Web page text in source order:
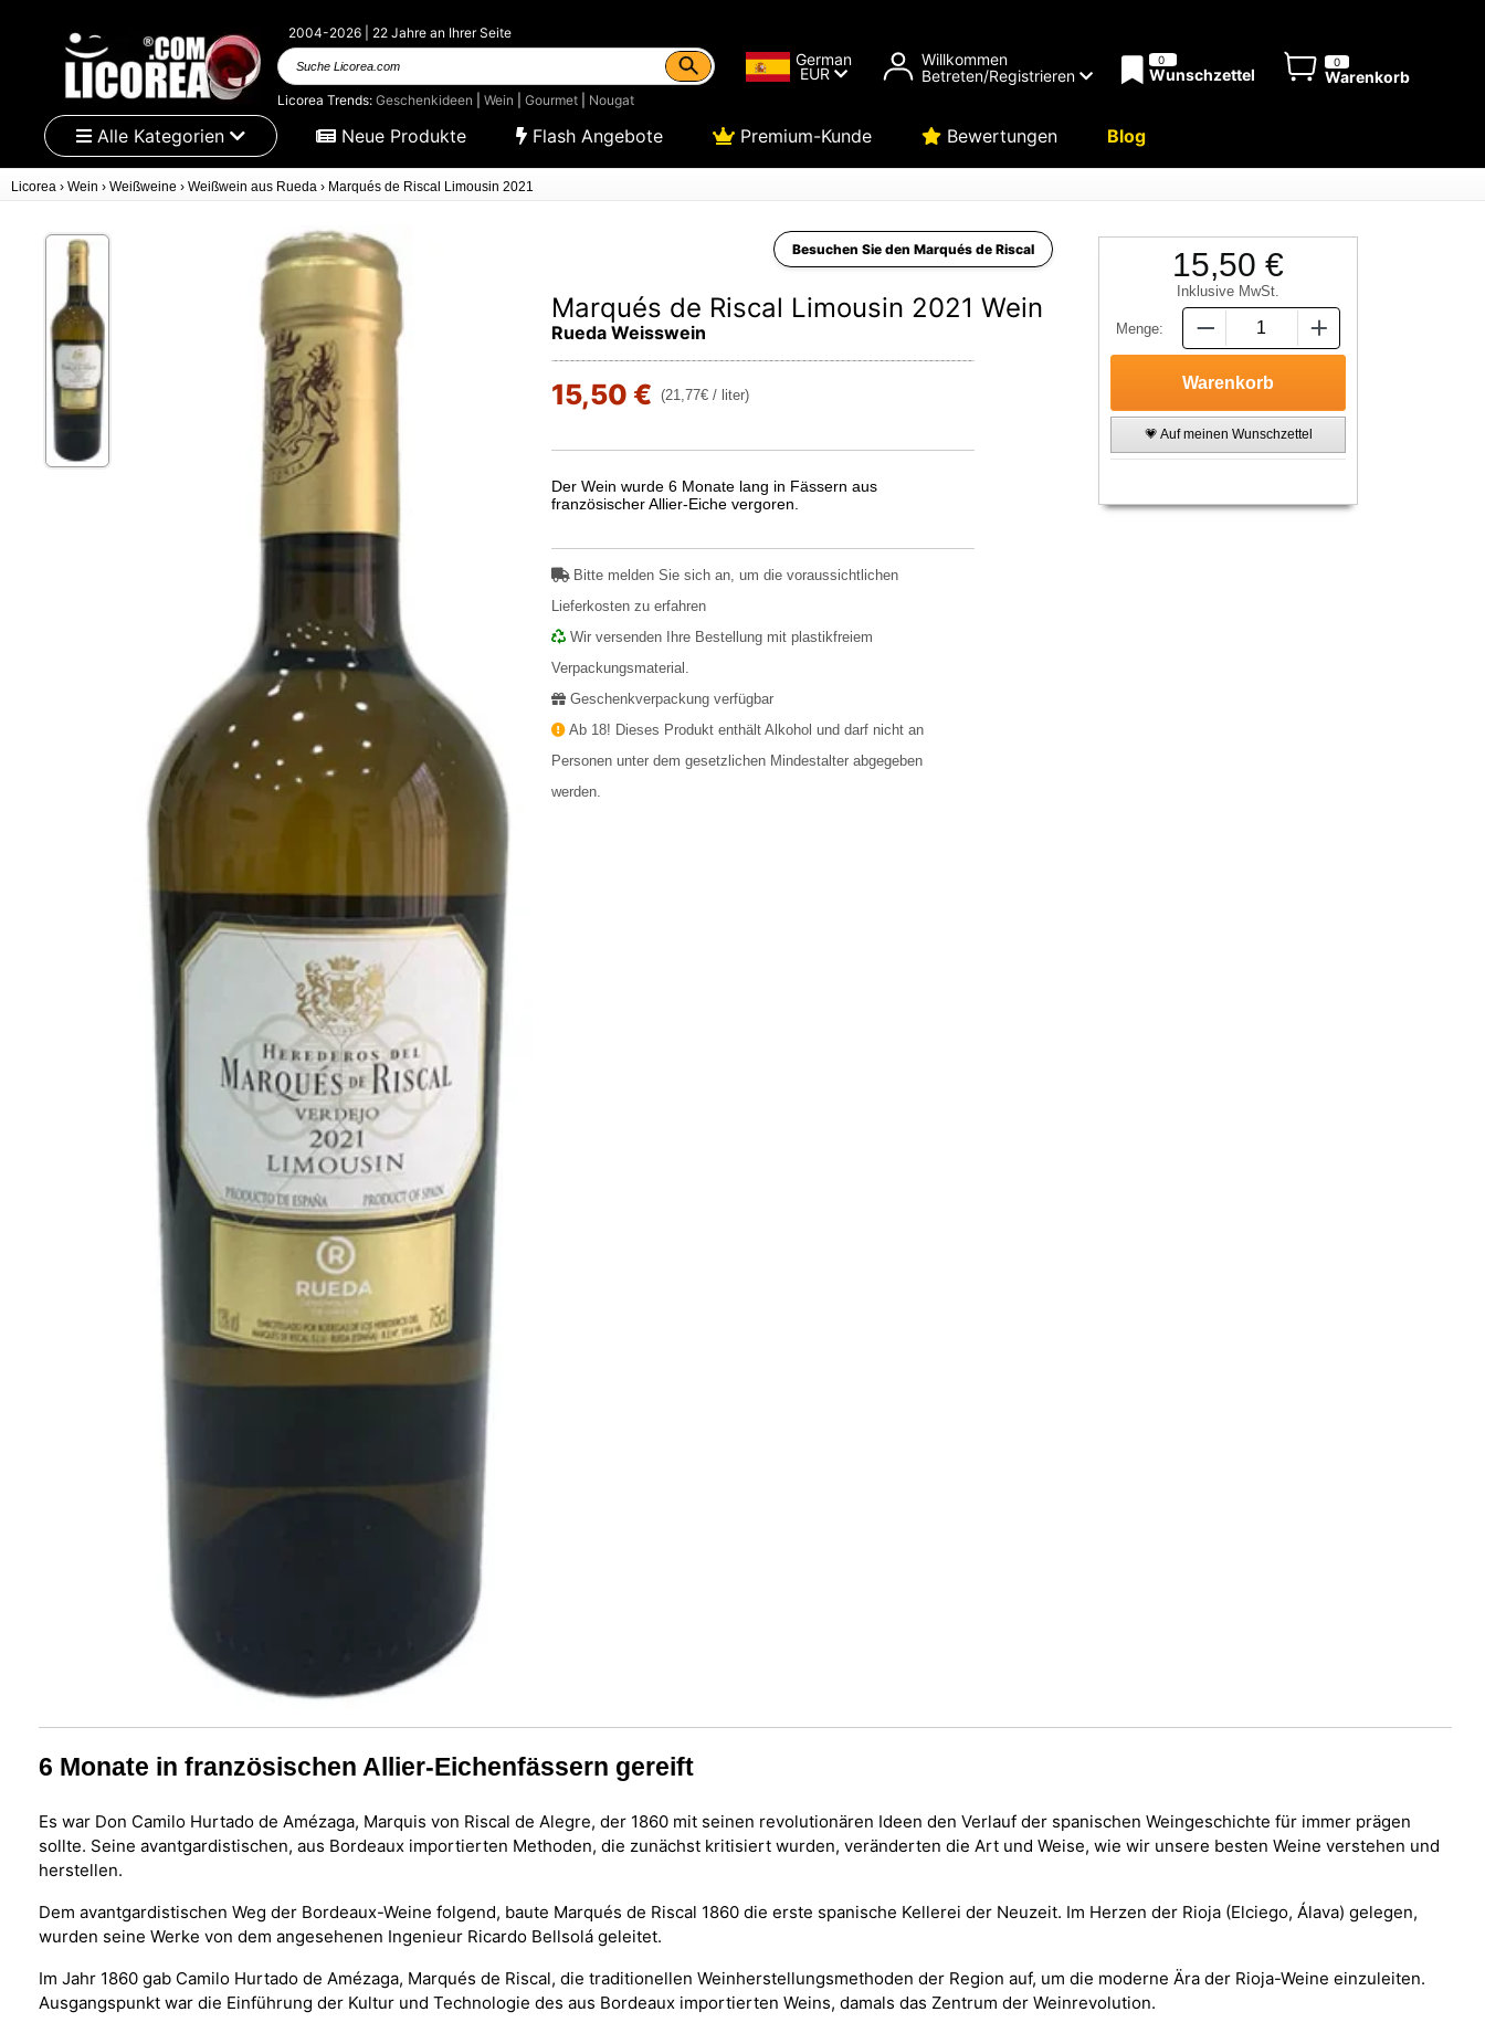
2004-2026 | 22 Jahre an Ihrer Seite
Suche Licorea.com
Licorea Trends: Geschenkideen Wein Gourmet| Nougat
German
EUR
Willkommen
Betreten/Registrieren
0
Wunschzettel
0
Warenkorb
Alle Kategorien Neue Produkte Flash Angebote Premium-Kunde Bewertungen Blog
Licorea › Wein › Weißweine › Weißwein aus Rueda › Marqués de Riscal Limousin 2021
Besuchen Sie den Marqués de Riscal
Marqués de Riscal Limousin 2021 Wein
Rueda Weisswein
15,50 € (21,77€ / liter)
Der Wein wurde 6 Monate lang in Fässern aus
französischer Allier-Eiche vergoren.
Bitte melden Sie sich an, um die voraussichtlichen
Lieferkosten zu erfahren
Wir versenden Ihre Bestellung mit plastikfreiem
Verpackungsmaterial.
Geschenkverpackung verfügbar
Ab 18! Dieses Produkt enthält Alkohol und darf nicht an
Personen unter dem gesetzlichen Mindestalter abgegeben
werden.
15,50 €
Inklusive MwSt.
Menge:
💗 Auf meinen Wunschzettel
6 Monate in französischen Allier-Eichenfässern gereift
Es war Don Camilo Hurtado de Amézaga, Marquis von Riscal de Alegre, der 1860 mit seinen revolutionären Ideen den Verlauf der spanischen Weingeschichte für immer prägen
sollte. Seine avantgardistischen, aus Bordeaux importierten Methoden, die zunächst kritisiert wurden, veränderten die Art und Weise, wie wir unsere besten Weine verstehen und
herstellen.
Dem avantgardistischen Weg der Bordeaux-Weine folgend, baute Marqués de Riscal 1860 die erste spanische Kellerei der Neuzeit. Im Herzen der Rioja (Elciego, Álava) gelegen,
wurden seine Werke von dem angesehenen Ingenieur Ricardo Bellsolá geleitet.
Im Jahr 1860 gab Camilo Hurtado de Amézaga, Marqués de Riscal, die traditionellen Weinherstellungsmethoden der Region auf, um die moderne Ära der Rioja-Weine einzuleiten.
Ausgangspunkt war die Einführung der Kultur und Technologie des aus Bordeaux importierten Weins, damals das Zentrum der Weinrevolution.